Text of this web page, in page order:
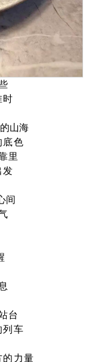
时
山海
底色
里
发
间
台
列车
的力量